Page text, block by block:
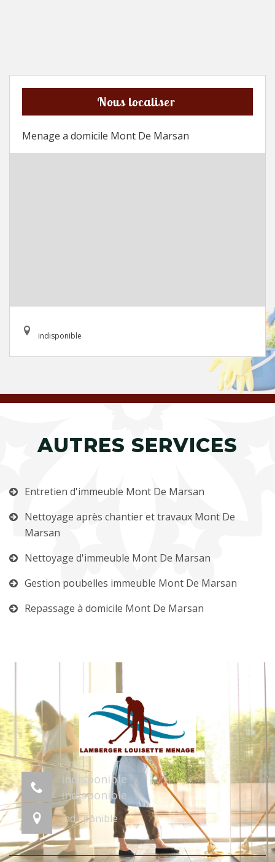
Nous localiser
Menage a domicile Mont De Marsan
indisponible
AUTRES SERVICES
Entretien d'immeuble Mont De Marsan
Nettoyage après chantier et travaux Mont De
Marsan
Nettoyage d'immeuble Mont De Marsan
Gestion poubelles immeuble Mont De Marsan
Repassage à domicile Mont De Marsan
indisponible
indisponible
indisponible